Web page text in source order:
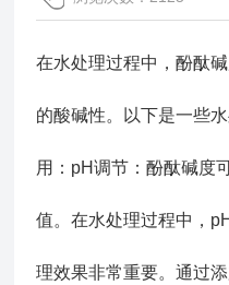
在水处理过程中，酚酞
的酸碱性。以下是一些
用：pH调节：酚酞碱度
值。在水处理过程中，
理效果非常重要。通过